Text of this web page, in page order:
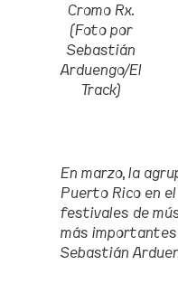
Cromo Rx.
(Foto por
Sebastián
Arduengo/El
Track)
En marzo, la
Puerto Rico en el
festivales de
más importantes
Sebastián